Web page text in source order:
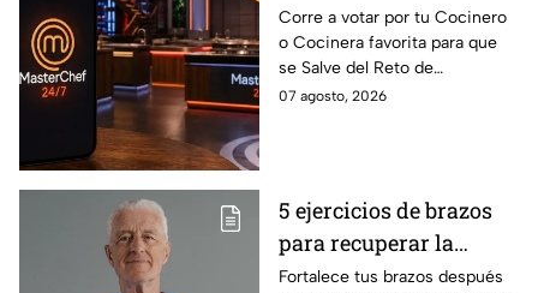
MasterChef 24/7 para
que salves a un
Cocinero del Reto de
Eliminación de este
Corre a votar por tu Cocinero
o Cocinera favorita para que
se Salve del Reto de
Eliminación de MasterChef
07 agosto, 2026
5 ejercicios de brazos
para recuperar la
fuerza después de los
Fortalece tus brazos después